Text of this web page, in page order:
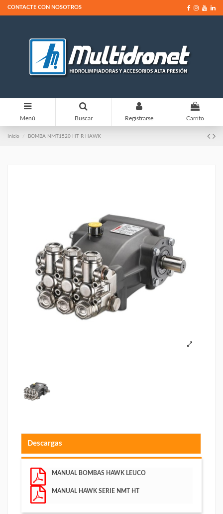
CONTACTE CON NOSOTROS
Menú Buscar Registrarse
0
Carrito
Inicio BOMBA NMT1520 HT R HAWK
Descargas
MANUAL BOMBAS HAWK LEUCO
MANUAL HAWK SERIE NMT HT